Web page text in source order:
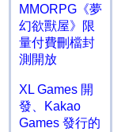
MMORPG《夢
幻欲獸屋》限
量付費刪檔封
測開放
XL Games 開
發、Kakao
Games 發行的